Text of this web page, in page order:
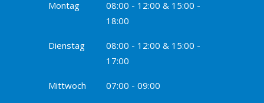
Montag
08:00 - 12:00 & 15:00 -
18:00
Dienstag
08:00 - 12:00 & 15:00 -
17:00
Mittwoch 07:00 - 09:00